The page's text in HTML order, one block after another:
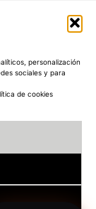
personalización
sociales y para
de cookies